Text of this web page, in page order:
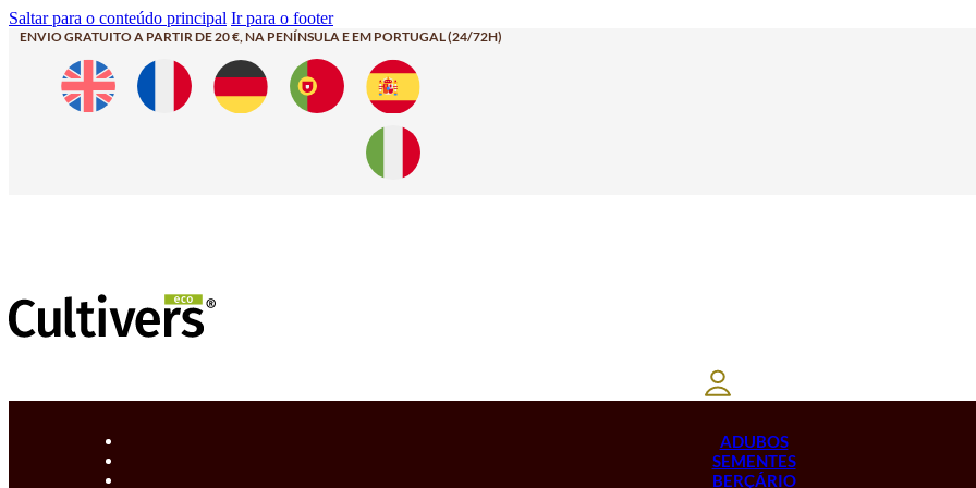
Saltar para o conteúdo principal Ir para o footer
ENVIO GRATUITO A PARTIR DE 20 €, NA PENÍNSULA E EM PORTUGAL (24/72H)
ADUBOS
SEMENTES
BERÇÁRIO